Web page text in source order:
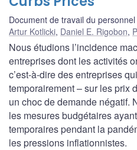
Document de travail du personnel
Artur Kotlicki, Daniel E. Rigobon,
Nous étudions l’incidence
entreprises dont les activités
c’est-à-dire des entreprises
temporairement – sur les prix
un choc de demande négatif.
les mesures budgétaires
temporaires pendant la
les pressions inflationnistes.